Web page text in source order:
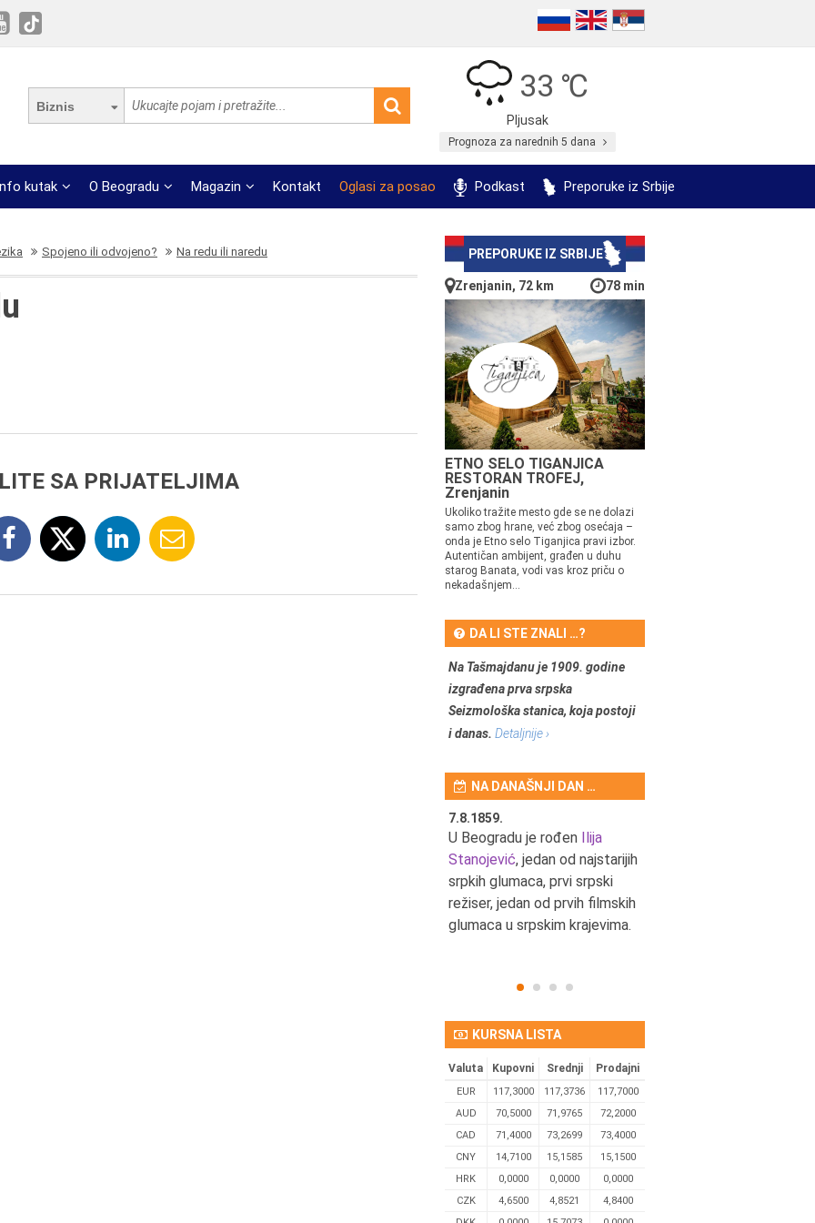
Biznis
33 ℃
Pljusak
Prognoza za narednih 5 dana
kutak O Beogradu Magazin Kontakt Oglasi za posao Podkast Preporuke iz Srbije
Spojeno ili odvojeno? Na redu ili naredu
SA PRIJATELJIMA
PREPORUKE IZ SRBIJE
Zrenjanin, 72 km 78 min
ETNO SELO TIGANJICA
RESTORAN TROFEJ,
Zrenjanin
Ukoliko tražite mesto gde se ne dolazi
samo zbog hrane, već zbog osećaja –
onda je Etno selo Tiganjica pravi izbor.
Autentičan ambijent, građen u duhu
starog Banata, vodi vas kroz priču o
nekadašnjem...
DA LI STE ZNALI …?
Na Tašmajdanu je 1909. godine
izgrađena prva srpska
Seizmološka stanica, koja postoji
i danas. Detaljnije ›
NA DANAŠNJI DAN …
7.8.1859.
U Beogradu je rođen Ilija
Stanojević, jedan od najstarijih
srpkih glumaca, prvi srpski
režiser, jedan od prvih filmskih
glumaca u srpskim krajevima.
KURSNA LISTA
Valuta Kupovni Srednji Prodajni
EUR 117,3000 117,3736
117,7000
AUD
70,5000 71,9765
72,2000
CAD
71,4000 73,2699
73,4000
CNY
14,7100 15,1585
15,1500
HRK
0,0000 0,0000
0,0000
CZK
4,6500 4,8521
4,8400